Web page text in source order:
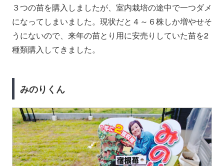
３つの苗を購入しましたが、室内栽培の途中で一つダメ
になってしまいました。現状だと４～６株しか増やせそ
うにないので、来年の苗とり用に安売りしていた苗を2
種類購入してきました。
みのりくん